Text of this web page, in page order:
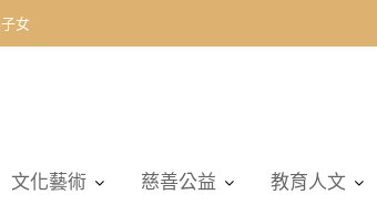
女
文化藝術 慈善公益 教育人文